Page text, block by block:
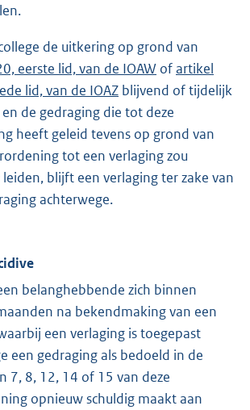
de uitkering op grond van
eerste lid, van de IOAW ofartikel
lid, van de IOAZ blijvend of tijdelijk
de gedraging die tot deze
heeft geleid tevens op grond van
tot een verlaging zou
blijft een verlaging ter zake van
achterwege.
belanghebbende zich binnen
na bekendmaking van een
een verlaging is toegepast
een gedraging als bedoeld in de
7, 8, 12, 14 of 15 van deze
opnieuw schuldig maakt aan